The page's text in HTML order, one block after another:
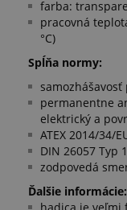
farba:
pracovná
°C)
Spĺňa normy:
samozhášavosť
permanentne
elektrický a
ATEX 2014/34/
DIN 26057 Typ 1
zodpovedá
Ďalšie informácie: